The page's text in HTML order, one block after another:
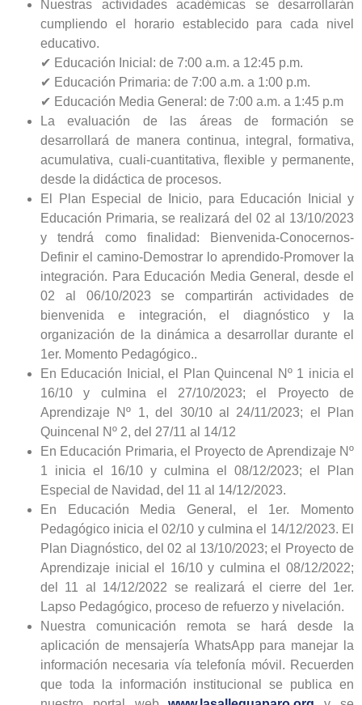
Nuestras actividades académicas se desarrollarán
cumpliendo el horario establecido para cada nivel
educativo.
✔ Educación Inicial: de 7:00 a.m. a 12:45 p.m.
✔ Educación Primaria: de 7:00 a.m. a 1:00 p.m.
✔ Educación Media General: de 7:00 a.m. a 1:45 p.m
La evaluación de las áreas de formación se
desarrollará de manera continua, integral, formativa,
acumulativa, cuali-cuantitativa, flexible y permanente,
desde la didáctica de procesos.
El Plan Especial de Inicio, para Educación Inicial y
Educación Primaria, se realizará del 02 al 13/10/2023
y tendrá como finalidad: Bienvenida-Conocernos-
Definir el camino-Demostrar lo aprendido-Promover la
integración. Para Educación Media General, desde el
02 al 06/10/2023 se compartirán actividades de
bienvenida e integración, el diagnóstico y la
organización de la dinámica a desarrollar durante el
1er. Momento Pedagógico..
En Educación Inicial, el Plan Quincenal Nº 1 inicia el
16/10 y culmina el 27/10/2023; el Proyecto de
Aprendizaje Nº 1, del 30/10 al 24/11/2023; el Plan
Quincenal Nº 2, del 27/11 al 14/12
En Educación Primaria, el Proyecto de Aprendizaje Nº
1 inicia el 16/10 y culmina el 08/12/2023; el Plan
Especial de Navidad, del 11 al 14/12/2023.
En Educación Media General, el 1er. Momento
Pedagógico inicia el 02/10 y culmina el 14/12/2023. El
Plan Diagnóstico, del 02 al 13/10/2023; el Proyecto de
Aprendizaje inicial el 16/10 y culmina el 08/12/2022;
del 11 al 14/12/2022 se realizará el cierre del 1er.
Lapso Pedagógico, proceso de refuerzo y nivelación.
Nuestra comunicación remota se hará desde la
aplicación de mensajería WhatsApp para manejar la
información necesaria vía telefonía móvil. Recuerden
que toda la información institucional se publica en